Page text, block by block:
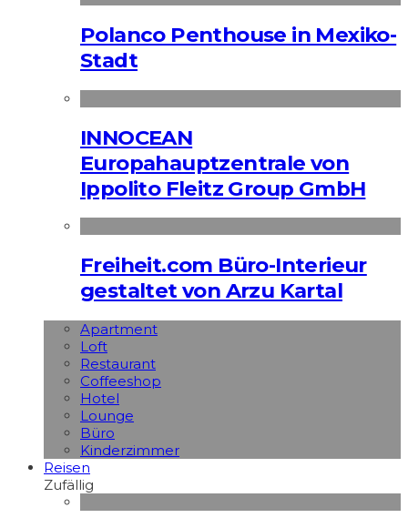
Polanco Penthouse in Mexiko-
Stadt
INNOCEAN
Europahauptzentrale von
Ippolito Fleitz Group GmbH
Freiheit.com Büro-Interieur
gestaltet von Arzu Kartal
Apart­ment
Loft
Restaurant
Coffeeshop
Hotel
Lounge
Büro
Kinderzimmer
Reisen
Zufällig